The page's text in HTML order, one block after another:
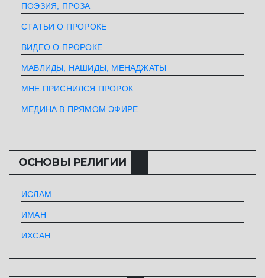
ПОЭЗИЯ, ПРОЗА
СТАТЬИ О ПРОРОКЕ
ВИДЕО О ПРОРОКЕ
МАВЛИДЫ, НАШИДЫ, МЕНАДЖАТЫ
МНЕ ПРИСНИЛСЯ ПРОРОК
МЕДИНА В ПРЯМОМ ЭФИРЕ
ОСНОВЫ РЕЛИГИИ
ИСЛАМ
ИМАН
ИХСАН